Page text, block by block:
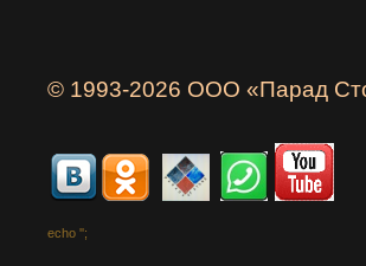
© 1993-2026 ООО «Парад
echo '';